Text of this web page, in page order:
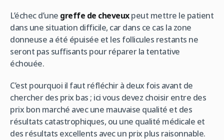
L’échec d’une greffe de cheveuxpeut mettre le patient
dans une situation difficile, car dans ce cas la zone
donneuse a été épuisée et les follicules restants ne
seront pas suffisants pour réparer la tentative
échouée.
C’est pourquoi il faut réfléchir à deux fois avant de
chercher des prix bas ; ici vous devez choisir entre des
prix bon marché avec une mauvaise qualité et des
résultats catastrophiques, ou une qualité médicale et
des résultats excellents avec un prix plus raisonnable.